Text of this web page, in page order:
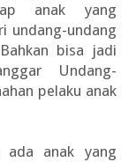
anak yang
undang-undang
bisa jadi
Undang-
pelaku anak
ada anak yang